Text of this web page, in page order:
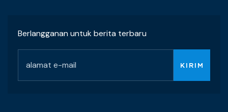
Berlangganan untuk berita terbaru